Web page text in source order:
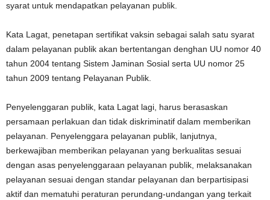
syarat untuk mendapatkan pelayanan publik.
Kata Lagat, penetapan sertifikat vaksin sebagai salah satu syarat
dalam pelayanan publik akan bertentangan denghan UU nomor 40
tahun 2004 tentang Sistem Jaminan Sosial serta UU nomor 25
tahun 2009 tentang Pelayanan Publik.
Penyelenggaran publik, kata Lagat lagi, harus berasaskan
persamaan perlakuan dan tidak diskriminatif dalam memberikan
pelayanan. Penyelenggara pelayanan publik, lanjutnya,
berkewajiban memberikan pelayanan yang berkualitas sesuai
dengan asas penyelenggaraan pelayanan publik, melaksanakan
pelayanan sesuai dengan standar pelayanan dan berpartisipasi
aktif dan mematuhi peraturan perundang-undangan yang terkait